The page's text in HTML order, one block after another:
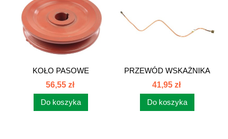
KOŁO PASOWE
ALTERNATORA PASEK...
56,55 zł
Do koszyka
PRZEWÓD WSKAŻNIKA
OLEJU II C-385...
41,95 zł
Do koszyka